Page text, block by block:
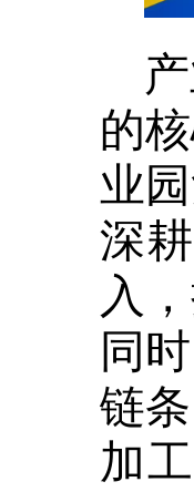
的
业
深
入
同
链
加